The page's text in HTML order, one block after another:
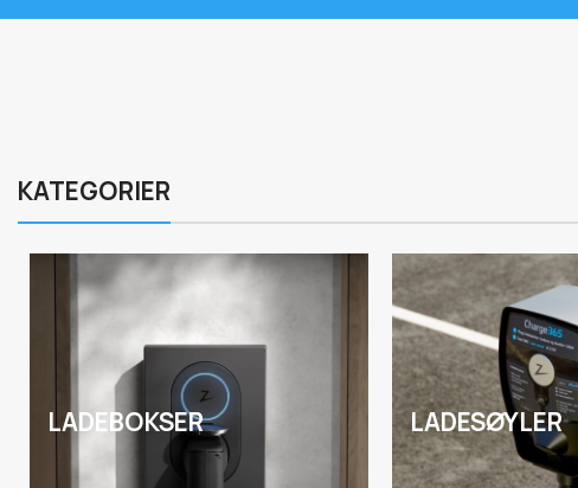
KATEGORIER
LADEBOKSER LADESØYLER